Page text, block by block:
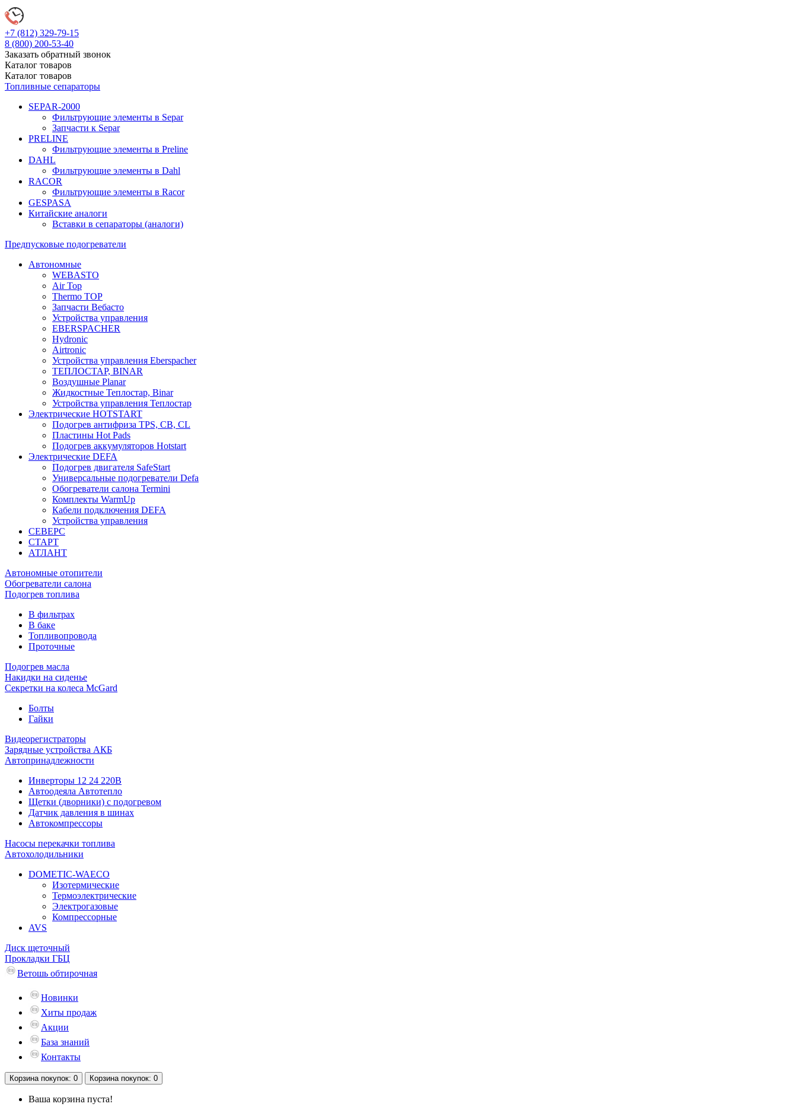
+7 (812) 329-79-15
8 (800) 200-53-40
Заказать обратный звонок
Каталог товаров
Каталог товаров
Топливные сепараторы
SEPAR-2000
Фильтрующие элементы в Separ
Запчасти к Separ
PRELINE
Фильтрующие элементы в Preline
DAHL
Фильтрующие элементы в Dahl
RACOR
Фильтрующие элементы в Racor
GESPASA
Китайские аналоги
Вставки в сепараторы (аналоги)
Предпусковые подогреватели
Автономные
WEBASTO
Air Top
Thermo TOP
Запчасти Вебасто
Устройства управления
EBERSPACHER
Hydronic
Airtronic
Устройства управления Eberspacher
ТЕПЛОСТАР, BINAR
Воздушные Planar
Жидкостные Теплостар, Binar
Устройства управления Теплостар
Электрические HOTSTART
Подогрев антифриза TPS, CB, CL
Пластины Hot Pads
Подогрев аккумуляторов Hotstart
Электрические DEFA
Подогрев двигателя SafeStart
Универсальные подогреватели Defa
Обогреватели салона Termini
Комплекты WarmUp
Кабели подключения DEFA
Устройства управления
СЕВЕРС
СТАРТ
АТЛАНТ
Автономные отопители
Обогреватели салона
Подогрев топлива
В фильтрах
В баке
Топливопровода
Проточные
Подогрев масла
Накидки на сиденье
Секретки на колеса McGard
Болты
Гайки
Видеорегистраторы
Зарядные устройства АКБ
Автопринадлежности
Инверторы 12 24 220В
Автоодеяла Автотепло
Щетки (дворники) с подогревом
Датчик давления в шинах
Автокомпрессоры
Насосы перекачки топлива
Автохолодильники
DOMETIC-WAECO
Изотермические
Термоэлектрические
Электрогазовые
Компрессорные
AVS
Диск щеточный
Прокладки ГБЦ
Ветошь обтирочная
Новинки
Хиты продаж
Акции
База знаний
Контакты
Корзина покупок: 0 Корзина покупок: 0
Ваша корзина пуста!